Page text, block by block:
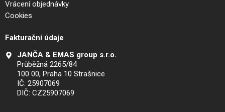
Vrácení objednávky
Cookies
Fakturační údaje
JANČA & EMAS group s.r.o.
Průběžná 2265/84
100 00, Praha 10 Strašnice
IČ: 25907069
DIČ: CZ25907069